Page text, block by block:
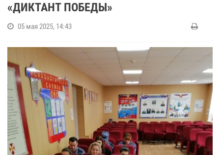
«ДИКТАНТ ПОБЕДЫ»
05 мая 2025, 14:43